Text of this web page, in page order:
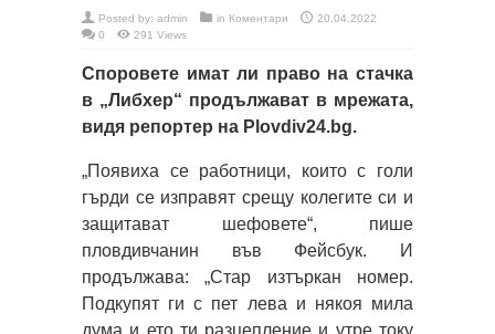
Posted by: admin in Коментари
20.04.2022
0
291 Views
Споровете имат ли право на стачка
в „Либхер“ продължават в мрежата,
видя репортер на Plovdiv24.bg.
„Появиха се работници, които с голи
гърди се изправят срещу колегите си и
защитават шефовете“, пише
пловдивчанин във Фейсбук. И
продължава: „Стар изтъркан номер.
Подкупят ги с пет лева и някоя мила
дума и ето ти разцепление и утре току